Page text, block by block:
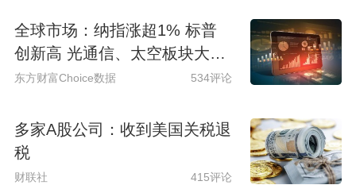
全球市场：纳指涨超1% 标普
创新高 光通信、太空板块大涨
SpaceX涨超15%
东方财富Choice数据 534评论
多家A股公司：收到美国关税退
税
财联社 415评论